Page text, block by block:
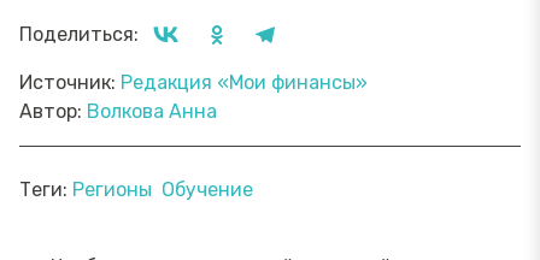
Поделиться:
Источник: Редакция «Мои финансы»
Автор: Волкова Анна
Теги: Регионы Обучение